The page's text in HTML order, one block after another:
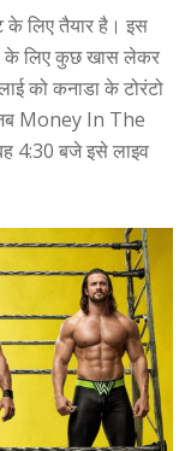
के लिए तैयार है। इस
लिए कुछ खास लेकर
को कनाडा के टोरंटो
जब Money In The
4:30 बजे इसे लाइव